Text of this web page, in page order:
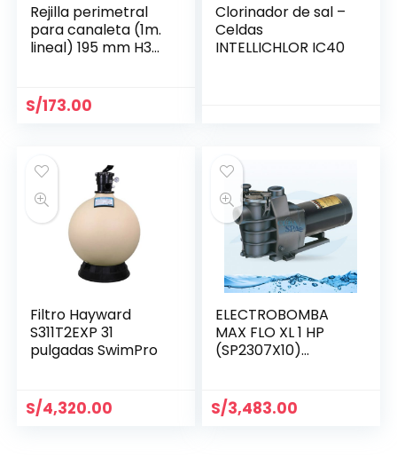
Rejilla perimetral
para canaleta (1m.
lineal) 195 mm H35
S/173.00
Clorinador de sal –
Celdas
INTELLICHLOR IC40
Filtro Hayward
S311T2EXP 31
pulgadas SwimPro
S/4,320.00
ELECTROBOMBA
MAX FLO XL 1 HP
(SP2307X10)
S/3,483.00